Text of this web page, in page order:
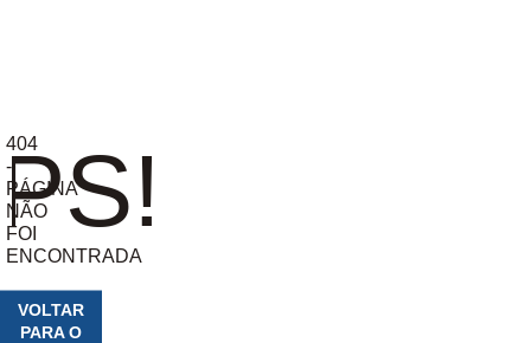
404
-
PÁGINA
NÃO
FOI
ENCONTRADA
VOLTAR
PARA O